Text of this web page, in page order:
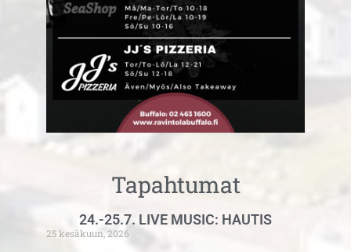
Tapahtumat
24.-25.7. LIVE MUSIC: HAUTIS
25 kesäkuun, 2026